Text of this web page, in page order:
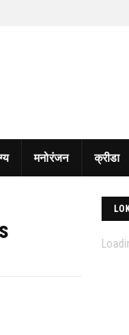
मनोरंजन क्रीडा